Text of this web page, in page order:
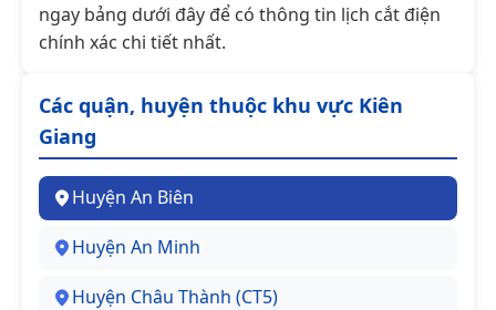
ngay bảng dưới đây để có thông tin lịch cắt điện
chính xác chi tiết nhất.
Các quận, huyện thuộc khu vực Kiên
Giang
Huyện An Biên
Huyện An Minh
Huyện Châu Thành (CT5)